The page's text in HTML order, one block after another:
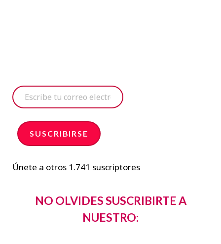
E
SUSCRIBIRSE
Únete a otros 1.741 suscriptores
NO OLVIDES SUSCRIBIRTE A
NUESTRO: